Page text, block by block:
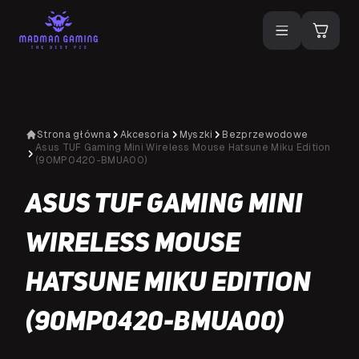
Strona główna Akcesoria Myszki
Bezprzewodowe
Asus TUF Gaming Mini Wireless Mouse Hatsune Miku Edition
(90MP0420-BMUA00)
Asus TUF Gaming Mini
Wireless Mouse
Hatsune Miku Edition
(90MP0420-BMUA00)